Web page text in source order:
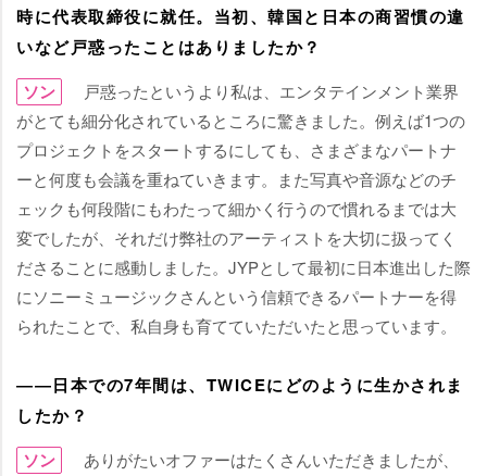
時に代表取締役に就任。当初、韓国と日本の商習慣の違
いなど戸惑ったことはありましたか？
ソン
戸惑ったというより私は、エンタテインメント業界
がとても細分化されているところに驚きました。例えば1つの
プロジェクトをスタートするにしても、さまざまなパートナ
ーと何度も会議を重ねていきます。また写真や音源などのチ
ェックも何段階にもわたって細かく行うので慣れるまでは大
変でしたが、それだけ弊社のアーティストを大切に扱ってく
ださることに感動しました。JYPとして最初に日本進出した際
にソニーミュージックさんという信頼できるパートナーを得
られたことで、私自身も育てていただいたと思っています。
――日本での7年間は、TWICEにどのように生かされま
したか？
ソン
ありがたいオファーはたくさんいただきましたが、